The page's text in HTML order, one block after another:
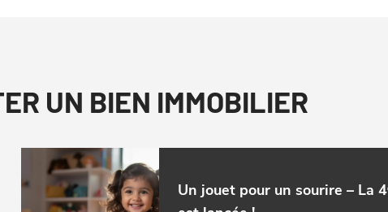
UN BIEN IMMOBILIER
Un jouet pour un sourire – La